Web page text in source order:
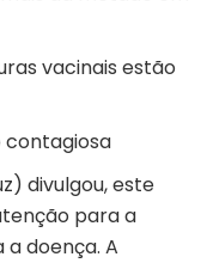
vacinais estão
contagiosa
divulgou, este
para a
doença. A